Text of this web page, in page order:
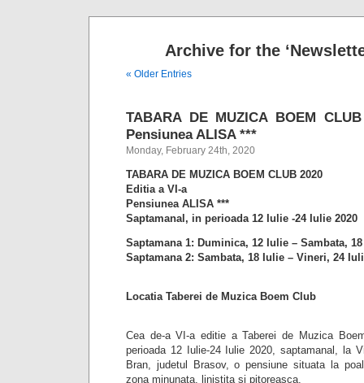
Archive for the
« Older Entries
TABARA DE MUZICA BOEM
Pensiunea ALISA ***
Monday, February 24th, 2020
TABARA DE MUZICA BOEM CLUB 2020
Editia a VI-a
Pensiunea ALISA ***
Saptamanal, in perioada 12 Iulie -24 Iulie 2020
Saptamana 1: Duminica, 12 Iulie – Sambata,
Saptamana 2: Sambata, 18 Iulie – Vineri, 24
Locatia Taberei de Muzica Boem Club
Cea de-a VI-a editie a Taberei de Muzica
perioada 12 Iulie-24 Iulie 2020, saptamanal, la
Bran, judetul Brasov, o pensiune situata la
zona minunata, linistita si pitoreasca.